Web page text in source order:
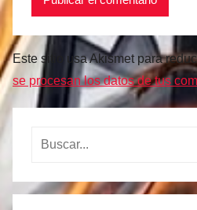
Este sitio usa Akismet para
se procesan los datos de tus
Buscar: